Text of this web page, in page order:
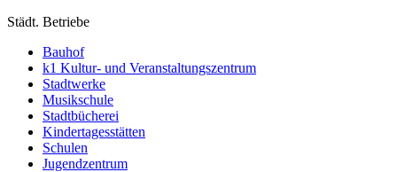
Städt. Betriebe
Bauhof
k1 Kultur- und Veranstaltungszentrum
Stadtwerke
Musikschule
Stadtbücherei
Kindertagesstätten
Schulen
Jugendzentrum